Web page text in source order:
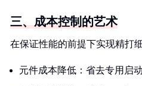
三、成本控制的艺术
在保证性能的前提下实现精打
元件成本降低：省去专用启